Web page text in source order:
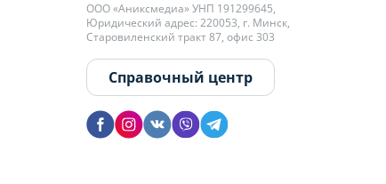
ООО «Аниксмедиа» УНП 191299645,
Юридический адрес: 220053, г. Минск,
Старовиленский тракт 87, офис 303
Справочный центр